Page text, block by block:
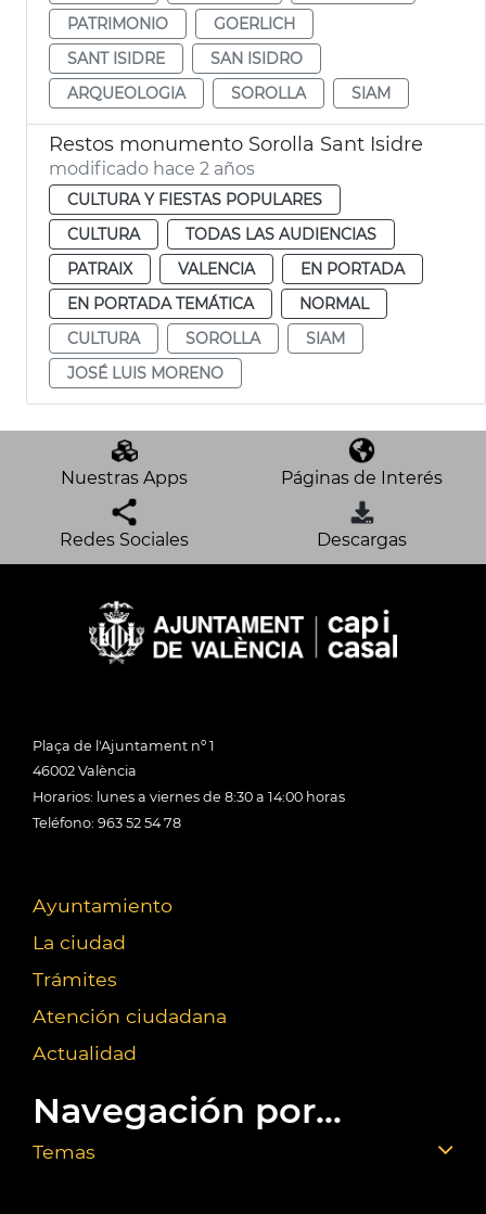
PATRIMONIO
GOERLICH
SANT ISIDRE
SAN ISIDRO
ARQUEOLOGIA
SOROLLA SIAM
Restos monumento Sorolla Sant Isidre
modificado hace 2 años
CULTURA Y FIESTAS POPULARES
CULTURA
TODAS LAS AUDIENCIAS
PATRAIX
VALENCIA
EN PORTADA
EN PORTADA TEMÁTICA
NORMAL
CULTURA
SOROLLA
SIAM
JOSÉ LUIS MORENO
Nuestras Apps Páginas de Interés
Redes Sociales Descargas
Plaça de l'Ajuntament nº 1
46002 València
Horarios: lunes a viernes de 8:30 a 14:00 horas
Teléfono: 963 52 54 78
Ayuntamiento
La ciudad
Trámites
Atención ciudadana
Actualidad
Navegación por...
Temas